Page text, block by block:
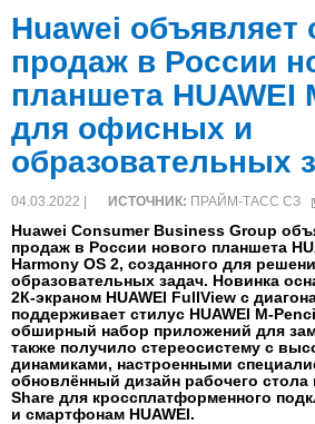
Huawei объявляет
продаж в России
планшета HUAWEI
для офисных и
образовательных
04.03.2022 | ИСТОЧНИК: ПРАЙМ-ТАСС СЗ
Huawei Consumer Business Group
продаж в России нового планшета
Harmony OS 2, созданного для
образовательных задач. Новинка
2К-экраном HUAWEI FullView с
поддерживает стилус HUAWEI M-
обширный набор приложений для
также получило стереосистему с
динамиками, настроенными
обновлённый дизайн рабочего
Share для кроссплатформенного
и смартфонам HUAWEI.